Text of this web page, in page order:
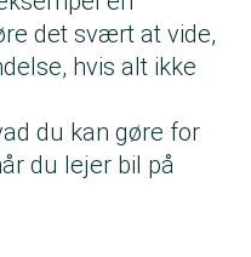
det svært at vide,
hvis alt ikke
du kan gøre for
du lejer bil på